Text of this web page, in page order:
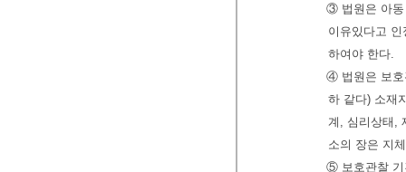
③ 법원은 아동
이유있다고
하여야 한다.
④ 법원은 보호
하 같다) 소재
계, 심리상태,
소의 장은 지
⑤ 보호관찰 기